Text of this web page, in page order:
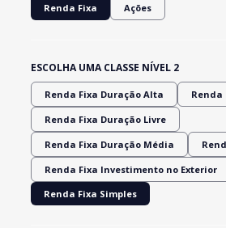
Renda Fixa Ações
ESCOLHA UMA CLASSE NÍVEL 2
Renda Fixa Duração Alta Renda
Renda Fixa Duração Livre
Renda Fixa Duração Média
Renda Fixa Investimento no Exterior
Renda Fixa Simples